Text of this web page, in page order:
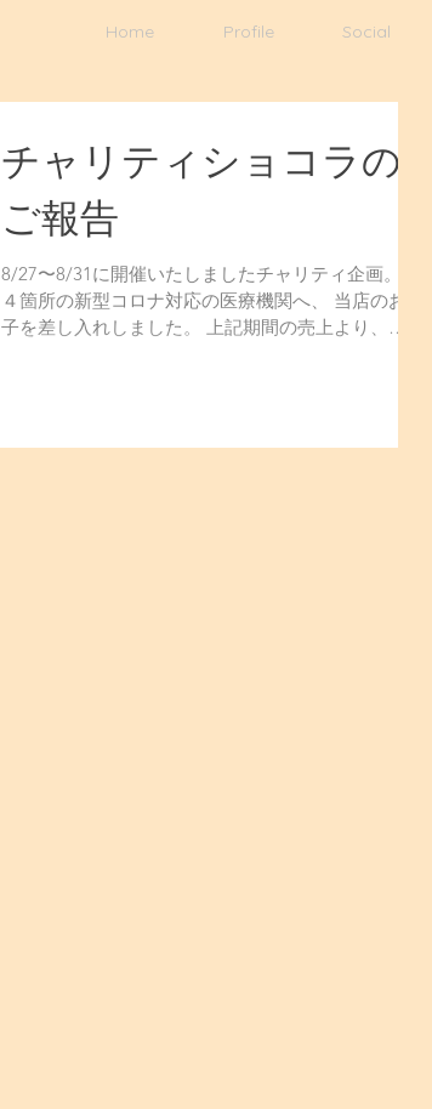
Home Profile Social
チャリティショコラの
ご報告
8/27〜8/31に開催いたしましたチャリティ企画。​ ​
４箇所の新型コロナ対応の医療機関へ、 当店のお菓
子を差し入れしました。 上記期間の売上より、